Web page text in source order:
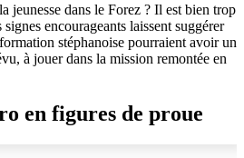
jeunesse dans le Forez ? Il est bien trop
encourageants laissent suggérer
stéphanoise pourraient avoir un
à jouer dans la mission remontée en
en figures de proue